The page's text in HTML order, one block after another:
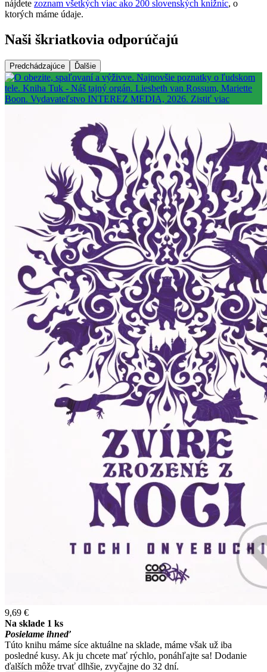
nájdete zoznam všetkých viac ako 200 slovenských knižníc, o
ktorých máme údaje.
Naši škriatkovia odporúčajú
Predchádzajúce Ďalšie
9,69 €
Na sklade 1 ks
Posielame ihneď
Túto knihu máme síce aktuálne na sklade, máme však už iba
posledné kusy. Ak ju chcete mať rýchlo, ponáhľajte sa! Dodanie
ďalších môže trvať dlhšie, zvyčajne do 32 dní.